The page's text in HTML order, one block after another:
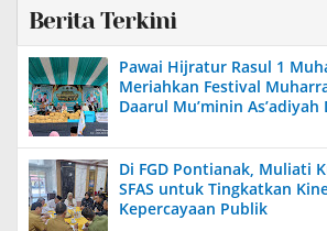
Berita Terkini
Pawai Hijratur Rasul 1
Meriahkan Festival
Daarul Mu’minin As’adiyah
Di FGD Pontianak, Muliati
SFAS untuk Tingkatkan
Kepercayaan Publik